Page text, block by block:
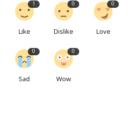
1
Like
0
Dislike
0
Love
0
Sad
0
Wow